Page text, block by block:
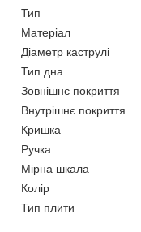
Тип
Матеріал
Діаметр каструлі
Тип дна
Зовнішнє покриття
Внутрішнє покриття
Кришка
Ручка
Мірна шкала
Колір
Тип плити